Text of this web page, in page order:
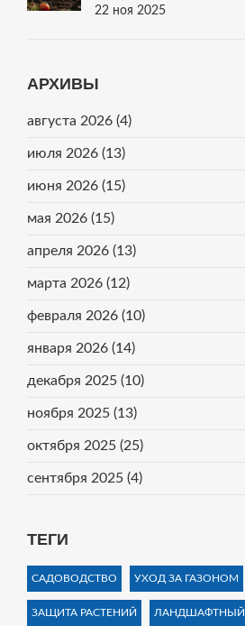
22 ноя 2025
АРХИВЫ
августа 2026 (4)
июля 2026 (13)
июня 2026 (15)
мая 2026 (15)
апреля 2026 (13)
марта 2026 (12)
февраля 2026 (10)
января 2026 (14)
декабря 2025 (10)
ноября 2025 (13)
октября 2025 (25)
сентября 2025 (4)
ТЕГИ
САДОВОДСТВО УХОД ЗА ГАЗОНОМ
ЗАЩИТА РАСТЕНИЙ ЛАНДШАФТНЫЙ